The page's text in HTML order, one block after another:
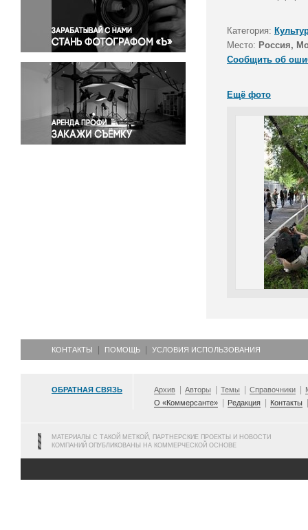
Правосудие
Происшествия и конфликты
Религия
Светская жизнь
Спорт
Экология
Экономика и бизнес
Категория:
Место: Россия,
Сообщить об
Ещё фото
КОНТАКТЫ ПОМОЩЬ УСЛОВИЯ ИСПОЛЬЗОВАНИЯ
ОБРАТНАЯ СВЯЗЬ Архив Авторы Темы Справочники
О «Коммерсанте»
Редакция Контакты
МАТЕРИАЛЫ С ТАКОЙ МЕТКОЙ, ПАРТНЕРСКИЕ ПРОЕКТЫ И НОВОСТИ
КОМПАНИЙ ОПУБЛИКОВАНЫ НА КОММЕРЧЕСКОЙ ОСНОВЕ